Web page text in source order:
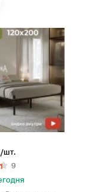
шт.
9